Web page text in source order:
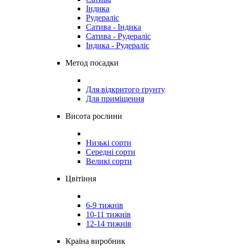
Індика
Рудераліс
Сатива - Індика
Сатива - Рудераліс
Індика - Рудераліс
Метод посадки
Для відкритого ґрунту
Для приміщення
Висота рослини
Низькі сорти
Середні сорти
Великі сорти
Цвітіння
6-9 тижнів
10-11 тижнів
12-14 тижнів
Країна виробник